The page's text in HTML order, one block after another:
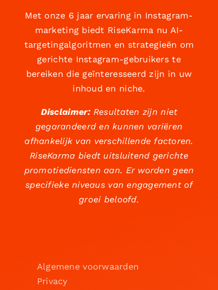
Met onze 6 jaar ervaring in Instagram-
marketing biedt RiseKarma nu AI-
targetingalgoritmen en strategieën om
gerichte Instagram-gebruikers te
bereiken die geïnteresseerd zijn in uw
inhoud en niche.
Disclaimer:Resultaten zijn niet
gegarandeerd en kunnen variëren
afhankelijk van verschillende factoren.
RiseKarma biedt uitsluitend gerichte
promotiediensten aan. Er worden geen
specifieke niveaus van engagement of
groei beloofd.
Algemene voorwaarden
Privacy